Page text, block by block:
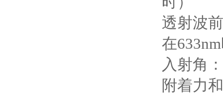
透射波
在
入射角
附着力